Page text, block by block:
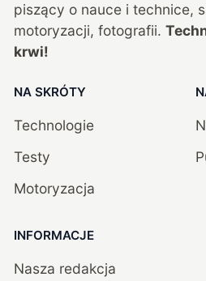
piszący o nauce i technice,
motoryzacji, fotografii.
krwi!
NA SKRÓTY
Technologie
Testy
Motoryzacja
INFORMACJE
Nasza redakcja